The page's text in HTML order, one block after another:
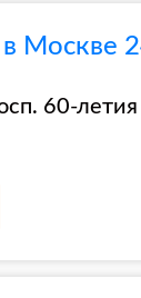
Москве
60-